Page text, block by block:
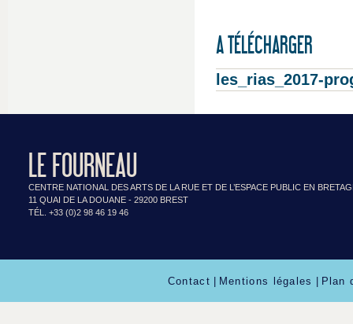
A TÉLÉCHARGER
les_rias_2017-
LE FOURNEAU
CENTRE NATIONAL DES ARTS DE LA RUE ET DE L’ESPACE PUBLIC EN
11 QUAI DE LA DOUANE - 29200 BREST
TÉL. +33 (0)2 98 46 19 46
Contact | Mentions légales | Plan